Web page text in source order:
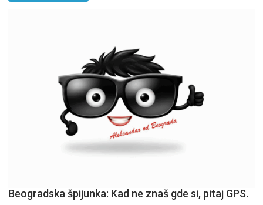
Beogradska špijunka: Kad ne znaš gde si, pitaj GPS.